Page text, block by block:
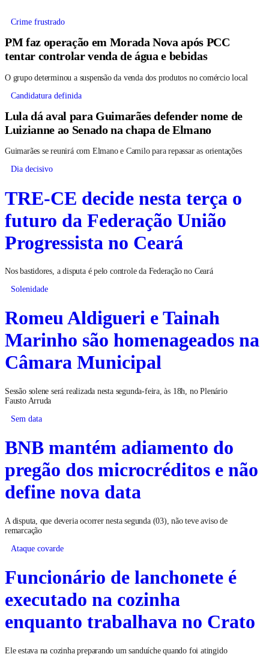
Crime frustrado
PM faz operação em Morada Nova após PCC
tentar controlar venda de água e bebidas
O grupo determinou a suspensão da venda dos produtos no comércio local
Candidatura definida
Lula dá aval para Guimarães defender nome de
Luizianne ao Senado na chapa de Elmano
Guimarães se reunirá com Elmano e Camilo para repassar as orientações
Dia decisivo
TRE-CE decide nesta terça o
futuro da Federação União
Progressista no Ceará
Nos bastidores, a disputa é pelo controle da Federação no Ceará
Solenidade
Romeu Aldigueri e Tainah
Marinho são homenageados na
Câmara Municipal
Sessão solene será realizada nesta segunda-feira, às 18h, no Plenário
Fausto Arruda
Sem data
BNB mantém adiamento do
pregão dos microcréditos e não
define nova data
A disputa, que deveria ocorrer nesta segunda (03), não teve aviso de
remarcação
Ataque covarde
Funcionário de lanchonete é
executado na cozinha
enquanto trabalhava no Crato
Ele estava na cozinha preparando um sanduíche quando foi atingido